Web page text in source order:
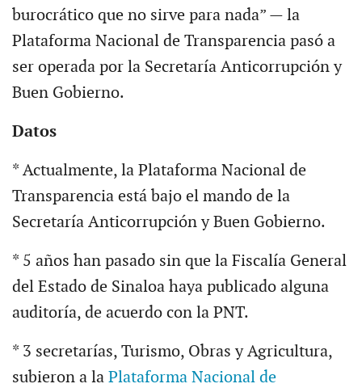
burocrático que no sirve para nada” — la
Plataforma Nacional de Transparencia pasó a
ser operada por la Secretaría Anticorrupción y
Buen Gobierno.
Datos
* Actualmente, la Plataforma Nacional de
Transparencia está bajo el mando de la
Secretaría Anticorrupción y Buen Gobierno.
* 5 años han pasado sin que la Fiscalía General
del Estado de Sinaloa haya publicado alguna
auditoría, de acuerdo con la PNT.
* 3 secretarías, Turismo, Obras y Agricultura,
subieron a la Plataforma Nacional de